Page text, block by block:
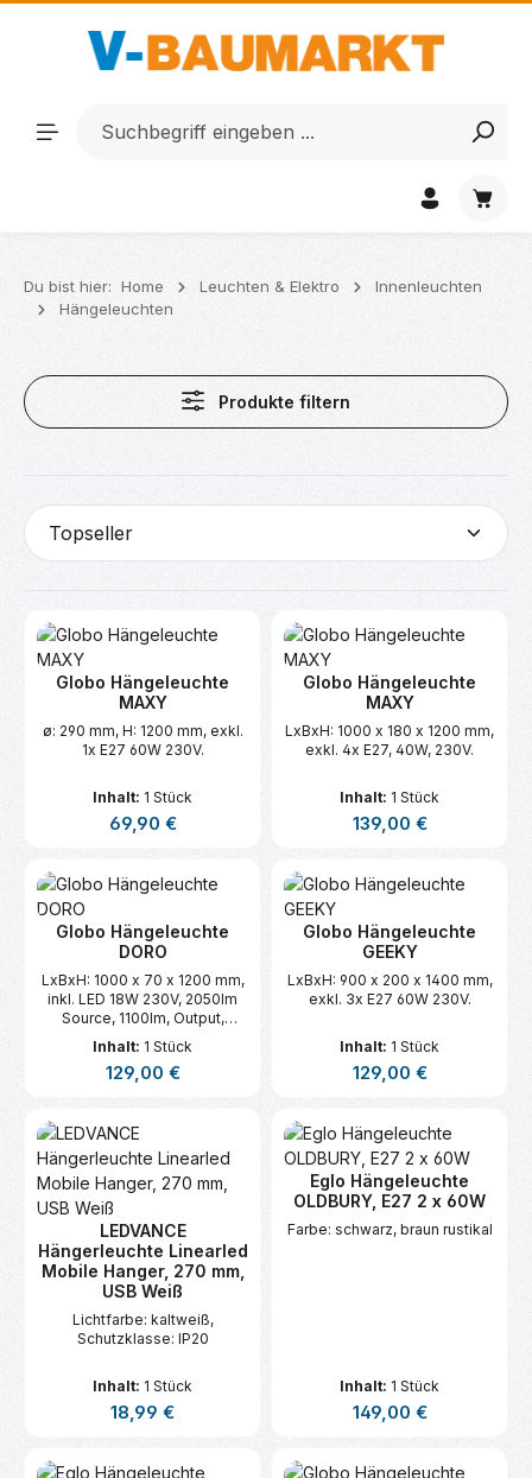
Zum Hauptinhalt springen
Du bist hier: Home Leuchten & Elektro
Innenleuchten
Hängeleuchten
Produkte filtern
Globo Hängeleuchte
MAXY
ø: 290 mm, H: 1200 mm, exkl.
1x E27 60W 230V.
Inhalt: 1 Stück
Regulärer Preis:
69,90 €
Globo Hängeleuchte
MAXY
LxBxH: 1000 x 180 x 1200 mm,
exkl. 4x E27, 40W, 230V.
Inhalt: 1 Stück
Regulärer Preis:
139,00 €
Globo Hängeleuchte
DORO
LxBxH: 1000 x 70 x 1200 mm,
inkl. LED 18W 230V, 2050lm
Source, 1100lm, Output,
3000K.
Inhalt: 1 Stück
Regulärer Preis:
129,00 €
Globo Hängeleuchte
GEEKY
LxBxH: 900 x 200 x 1400 mm,
exkl. 3x E27 60W 230V.
Inhalt: 1 Stück
Regulärer Preis:
129,00 €
LEDVANCE
Hängerleuchte Linearled
Mobile Hanger, 270 mm,
USB Weiß
Lichtfarbe: kaltweiß,
Schutzklasse: IP20
Inhalt: 1 Stück
Regulärer Preis:
18,99 €
Eglo Hängeleuchte
OLDBURY, E27 2 x 60W
Farbe: schwarz, braun rustikal
Inhalt: 1 Stück
Regulärer Preis:
149,00 €